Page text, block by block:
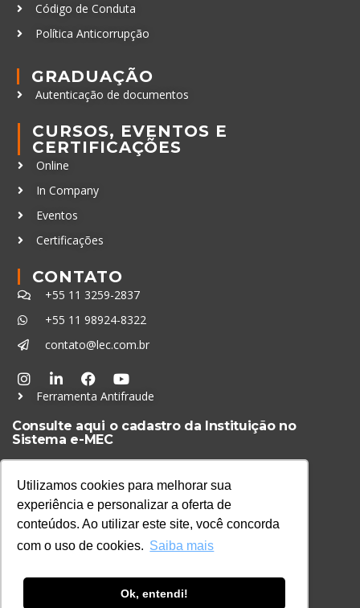
Utilizamos cookies para melhorar sua
experiência e personalizar a oferta de
conteúdos. Ao utilizar este site, você concorda
com o uso de cookies. Saiba mais
Ok, entendi!
Código de Conduta
Política Anticorrupção
GRADUAÇÃO
Autenticação de documentos
CURSOS, EVENTOS E
CERTIFICAÇÕES
Online
In Company
Eventos
Certificações
CONTATO
+55 11 3259-2837
+55 11 98924-8322
contato@lec.com.br
Ferramenta Antifraude
Consulte aqui o cadastro da Instituição no
Sistema e-MEC